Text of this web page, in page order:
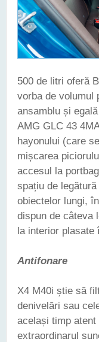
500 de litri oferă
vorba de volumul
ansamblu și
AMG GLC 43
hayonului (care
mișcarea
accesul la
spațiu de
obiectelor lungi,
dispun de câteva
la interior plasate
Antifonare
X4 M40i știe să
denivelări sau
același timp
extraordinarul